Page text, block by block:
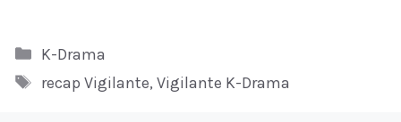
Kategori
K-Drama
Tag
recap Vigilante, Vigilante K-Drama